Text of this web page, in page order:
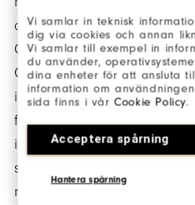
Vi samlar in teknisk
dig via cookies och annan
Vi samlar till exempel in
du använder,
dina enheter för att ansluta
information om
sida finns i vårCookie Policy.
Acceptera spårning
Hantera spårning
de l'Entreprise en Matière
Citoyenne des
Conduite Professionnelle
interdisant le travail des
forcé et rend nécessaire
immédiate dans le cas où
soient détectés dans la
non-respect de n'importe